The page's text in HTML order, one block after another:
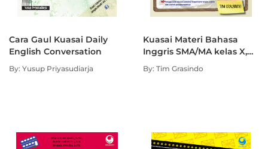
Cara Gaul Kuasai Daily
English Conversation
By: Yusup Priyasudiarja
Kuasai Materi Bahasa
Inggris SMA/MA kelas X,
XI, XII (Seri Indonesia
Cerdas)
By: Tim Grasindo